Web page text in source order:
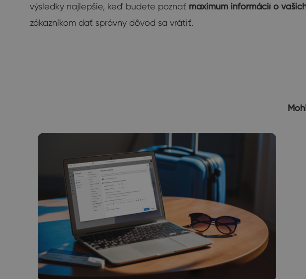
výsledky najlepšie, keď budete poznať maximum informácií o
zákazníkom dať správny dôvod sa vrátiť.